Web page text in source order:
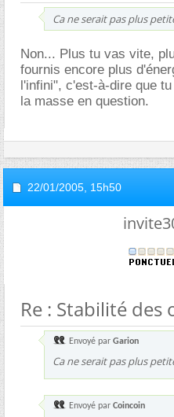
Ca ne serait pas plus
Non... Plus tu vas vite,
fournis encore plus
l'infini", c'est-à-dire que
la masse en question.
22/01/2005, 15h50
Re : Stabilité des
Envoyé par Garion
Ca ne serait pas plus
Envoyé par Coincoin